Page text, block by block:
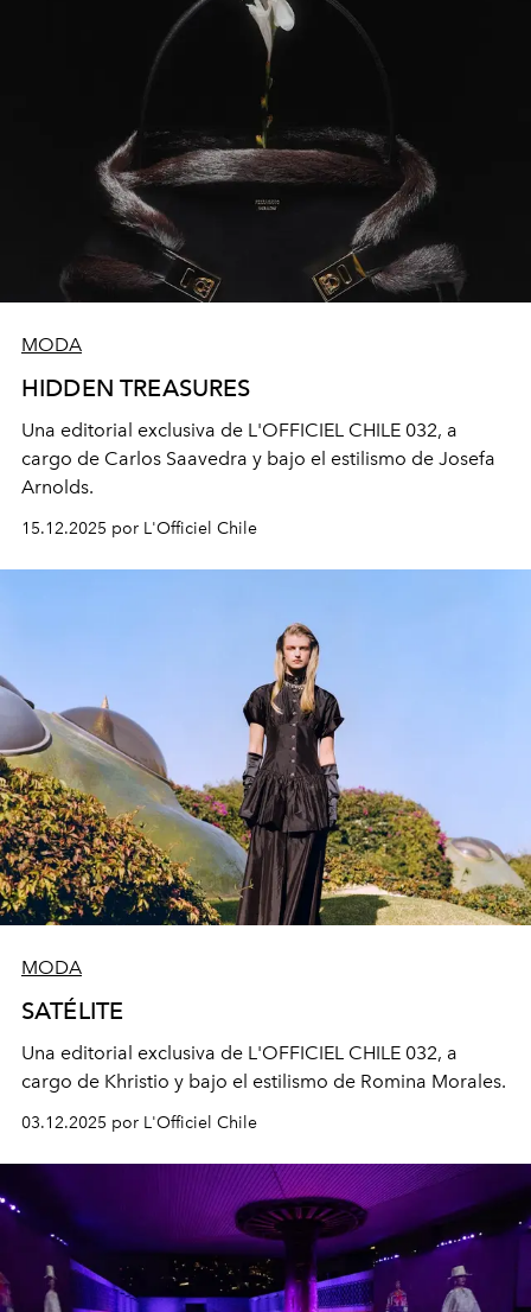
MODA
HIDDEN TREASURES
Una editorial exclusiva de L'OFFICIEL CHILE 032, a
cargo de Carlos Saavedra y bajo el estilismo de Josefa
Arnolds.
15.12.2025 por L'Officiel Chile
MODA
SATÉLITE
Una editorial exclusiva de L'OFFICIEL CHILE 032, a
cargo de Khristio y bajo el estilismo de Romina Morales.
03.12.2025 por L'Officiel Chile